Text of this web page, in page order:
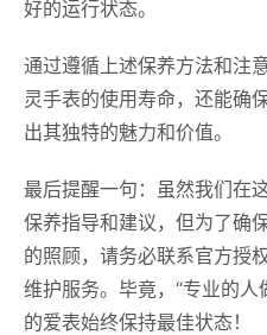
好的运行状态。
通过遵循上述保养方法和注
灵手表的使用寿命，还能确
出其独特的魅力和价值。
最后提醒一句：虽然我们在
保养指导和建议，但为了确
的照顾，请务必联系官方授
维护服务。毕竟，“专业的
的爱表始终保持最佳状态！
预约入口
立
提前预约免排队